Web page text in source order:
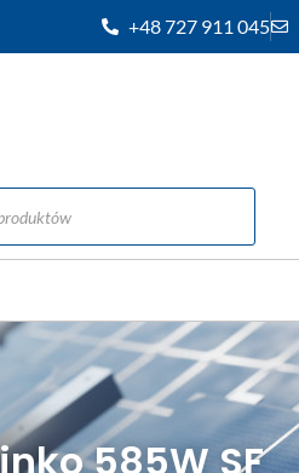
+48 727 911 045
585W SF